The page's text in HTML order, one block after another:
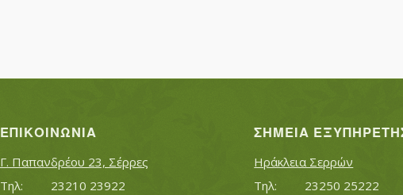
ΕΠΙΚΟΙΝΩΝΊΑ
Γ. Παπανδρέου 23, Σέρρες
Τηλ:		23210 23922
ΣΗΜΕΊΑ
Ηράκλεια Σερρών
Τηλ:		23250 25222